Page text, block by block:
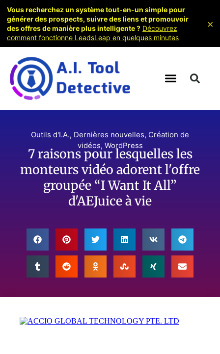
Outils d'I.A., Dernières nouvelles, Création de
vidéos, WordPress
7 raisons pour lesquelles les
monteurs vidéo adorent l'offre
groupée “I Want It All”
d'AEJuice à vie
Vous recherchez un système tout-en-un simple pour
générer des prospects, suivre des liens et promouvoir
des offres de manière plus intelligente ? Découvrez
comment fonctionne LeadsLeap en quelques minutes
×